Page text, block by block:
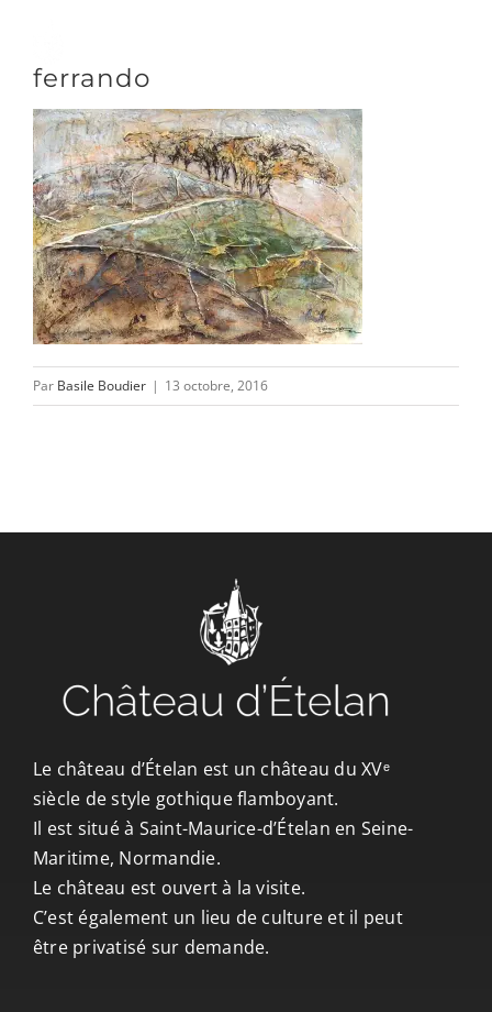
contenu
DÉCOUVRIR
VENIR
NOUS SUIVRE
L’ASSOCIATION
ferrando
Par Basile Boudier | 13 octobre, 2016
Le château d’Ételan est un château du XVᵉ
siècle de style gothique flamboyant.
Il est situé à Saint-Maurice-d’Ételan en Seine-
Maritime, Normandie.
Le château est ouvert à la visite.
C’est également un lieu de culture et il peut
être privatisé sur demande.